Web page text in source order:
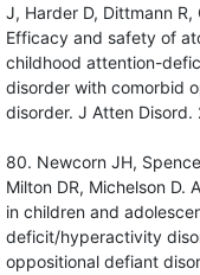
J, Harder D, Dittmann R,
Efficacy and safety of
childhood attention-
disorder with comorbid
disorder. J Atten
80. Newcorn JH,
Milton DR, Michelson D.
in children and
deficit/hyperactivity
oppositional defiant